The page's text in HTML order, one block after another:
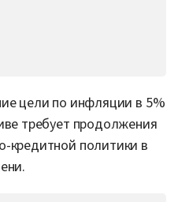
цели по инфляции в 5%
требует продолжения
кредитной политики в